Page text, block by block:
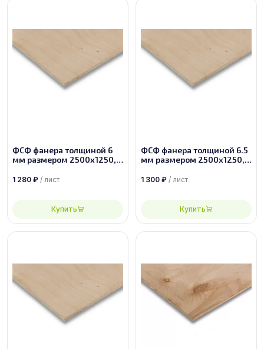
ФСФ фанера толщиной 6
мм размером 2500х1250,
1 280 ₽ / лист
Купить
ФСФ фанера толщиной 6.5
мм размером 2500х1250,
1 300 ₽ / лист
Купить